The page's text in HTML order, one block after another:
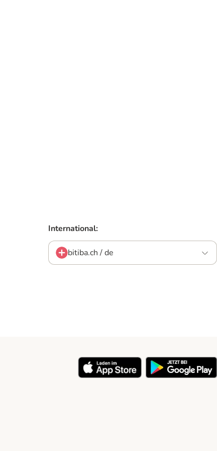
International:
bitiba.ch / de